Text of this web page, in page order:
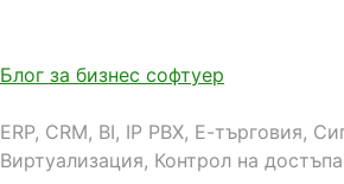
content
Блог за бизнес софтуер
ERP, CRM, BI, IP PBX, Е-търговия,
Виртуализация, Контрол на достъпа